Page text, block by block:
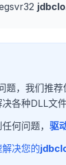
题，我们推荐
各种DLL文件
何问题， 驱
解决您的